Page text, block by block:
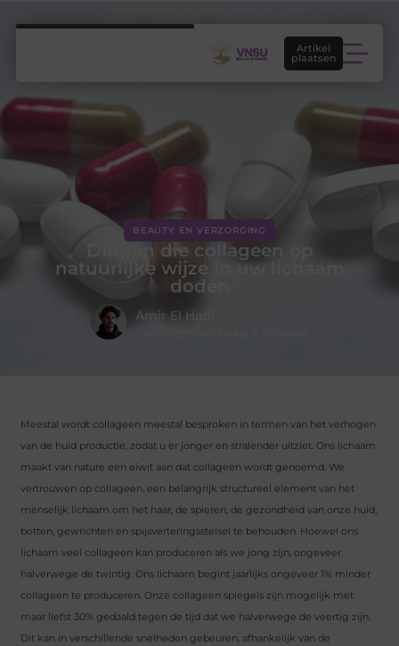
Artikel
plaatsen
BEAUTY EN VERZORGING
Dingen die collageen op
natuurlijke wijze in uw lichaam
doden
Amir El Hadi
Meestal wordt collageen meestal besproken in termen van het verhogen
van de huid productie, zodat u er jonger en stralender uitziet. Ons lichaam
maakt van nature een eiwit aan dat collageen wordt genoemd. We
vertrouwen op collageen, een belangrijk structureel element van het
menselijk lichaam om het haar, de spieren, de gezondheid van onze huid,
botten, gewrichten en spijsverteringsstelsel te behouden. Hoewel ons
lichaam veel collageen kan produceren als we jong zijn, ongeveer
halverwege de twintig. Ons lichaam begint jaarlijks ongeveer 1% minder
collageen te produceren. Onze collageen spiegels zijn mogelijk met
maar liefst 30% gedaald tegen de tijd dat we halverwege de veertig zijn.
Dit kan in verschillende snelheden gebeuren, afhankelijk van de